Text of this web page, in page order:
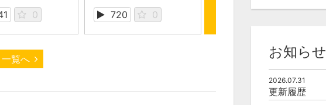
0
720
0
一覧へ お知らせ
2026.07.31
更新履歴